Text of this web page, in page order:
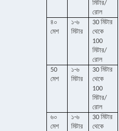
মিটার/
রোল
৪০
মেশ
১-৬
মিটার
30 মিটার
থেকে
100
মিটার/
রোল
50
মেশ
১-৬
মিটার
30 মিটার
থেকে
100
মিটার/
রোল
৬০
মেশ
১-৬
মিটার
30 মিটার
থেকে